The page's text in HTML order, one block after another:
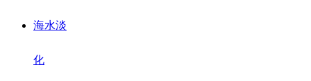
海水淡
化